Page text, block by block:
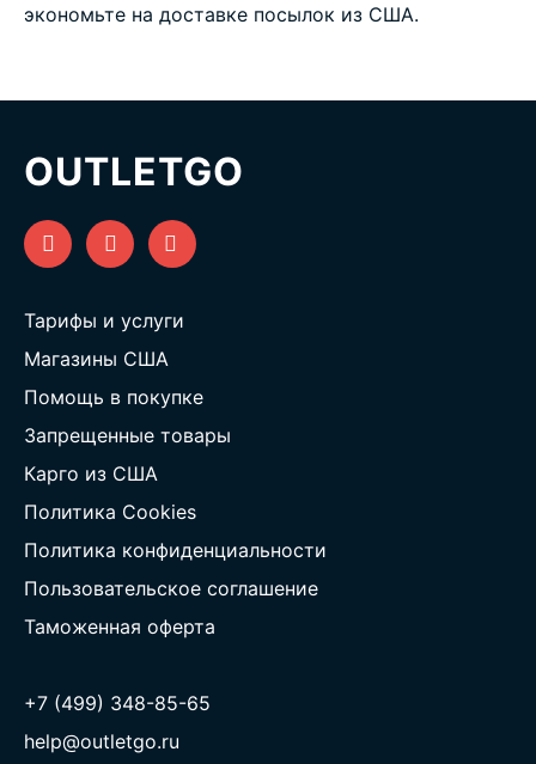
экономьте на доставке посылок из США.
OUTLETGO
Тарифы и услуги
Магазины США
Помощь в покупке
Запрещенные товары
Карго из США
Политика Cookies
Политика конфиденциальности
Пользовательское соглашение
Таможенная оферта
+7 (499) 348-85-65
help@outletgo.ru